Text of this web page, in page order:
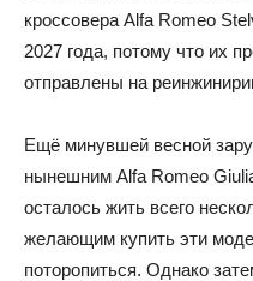
кроссовера Alfa Romeo
2027 года, потому что их
отправлены на
Ещё минувшей весной
нынешним Alfa Romeo
осталось жить всего
желающим купить эти
поторопиться. Однако